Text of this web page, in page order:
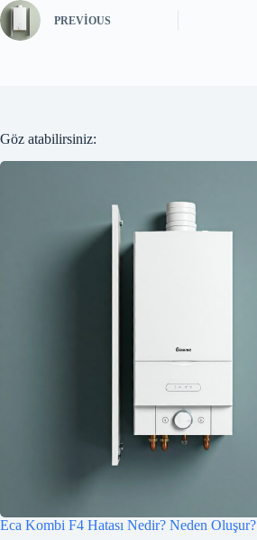
PREVIOUS
Göz atabilirsiniz:
Eca Kombi F4 Hatası Nedir? Neden Oluşur?